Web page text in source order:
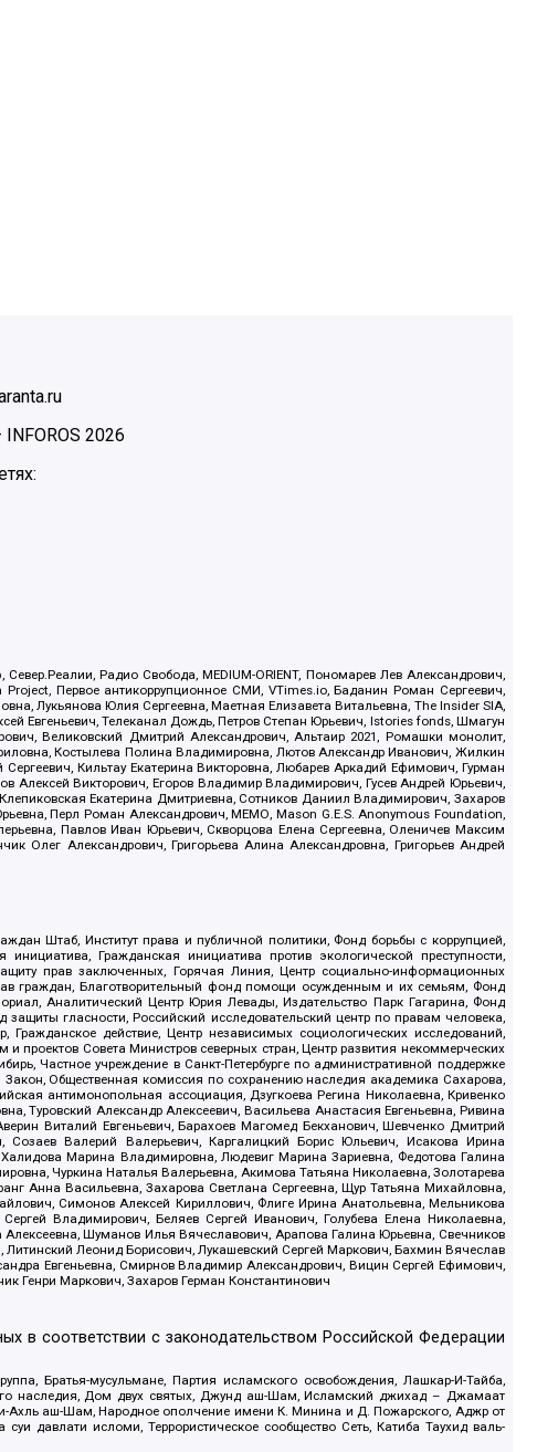
INFOROS 2026
Радио Свобода, MEDIUM-ORIENT, Пономарев Лев Александрович,
Первое антикоррупционное СМИ, VTimes.io, Баданин Роман Сергеевич,
Лукьянова Юлия Сергеевна, Маетная Елизавета Витальевна, The Insider SIA,
Евгеньевич, Телеканал Дождь, Петров Степан Юрьевич, Istories fonds, Шмагун
Великовский Дмитрий Александрович, Альтаир 2021, Ромашки монолит,
Костылева Полина Владимировна, Лютов Александр Иванович, Жилкин
Кильтау Екатерина Викторовна, Любарев Аркадий Ефимович, Гурман
Алексей Викторович, Егоров Владимир Владимирович, Гусев Андрей Юрьевич,
Екатерина Дмитриевна, Сотников Даниил Владимирович, Захаров
Перл Роман Александрович, МЕМО, Mason G.E.S. Anonymous Foundation,
Павлов Иван Юрьевич, Скворцова Елена Сергеевна, Оленичев Максим
Олег Александрович, Григорьева Алина Александровна, Григорьев Андрей
Штаб, Институт права и публичной политики, Фонд борьбы с коррупцией,
Гражданская инициатива против экологической преступности,
прав заключенных, Горячая Линия, Центр социально-информационных
граждан, Благотворительный фонд помощи осужденным и их семьям, Фонд
Аналитический Центр Юрия Левады, Издательство Парк Гагарина, Фонд
гласности, Российский исследовательский центр по правам человека,
действие, Центр независимых социологических исследований,
Совета Министров северных стран, Центр развития некоммерческих
Частное учреждение в Санкт-Петербурге по административной поддержке
Общественная комиссия по сохранению наследия академика Сахарова,
антимонопольная ассоциация, Дзугкоева Регина Николаевна, Кривенко
Александр Алексеевич, Васильева Анастасия Евгеньевна, Ривина
Виталий Евгеньевич, Барахоев Магомед Бекханович, Шевченко Дмитрий
Валерий Валерьевич, Каргалицкий Борис Юльевич, Исакова Ирина
Марина Владимировна, Людевиг Марина Зариевна, Федотова Галина
Чуркина Наталья Валерьевна, Акимова Татьяна Николаевна, Золотарева
Анна Васильевна, Захарова Светлана Сергеевна, Щур Татьяна Михайловна,
Симонов Алексей Кириллович, Флиге Ирина Анатольевна, Мельникова
Владимирович, Беляев Сергей Иванович, Голубева Елена Николаевна,
Шуманов Илья Вячеславович, Арапова Галина Юрьевна, Свечников
Леонид Борисович, Лукашевский Сергей Маркович, Бахмин Вячеслав
Евгеньевна, Смирнов Владимир Александрович, Вицин Сергей Ефимович,
Генри Маркович, Захаров Герман Константинович
в соответствии с законодательством Российской Федерации
Братья-мусульмане, Партия исламского освобождения, Лашкар-И-Тайба,
наследия, Дом двух святых, Джунд аш-Шам, Исламский джихад – Джамаат
Ахль аш-Шам, Народное ополчение имени К. Минина и Д. Пожарского, Аджр от
давлати исломи, Террористическое сообщество Сеть, Катиба Таухид валь-